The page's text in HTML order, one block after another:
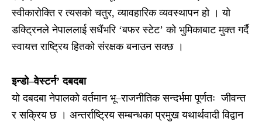
स्वीकारोक्ति र त्यसको चतुर, व्यावहारिक व्यवस्थापन हो । यो
डक्ट्रिनले नेपाललाई सधैंभरि ‘बफर स्टेट’ को भुमिकाबाट मुक्त गर्दै
स्वायत्त राष्ट्रिय हितको संरक्षक बनाउन सक्छ ।
इन्डो–वेस्टर्न’ दबदबा
यो दबदबा नेपालको वर्तमान भू–राजनीतिक सन्दर्भमा पूर्णतः जीवन्त
र सक्रिय छ । अन्तर्राष्ट्रिय सम्बन्धका प्रमुख यथार्थवादी विद्वान